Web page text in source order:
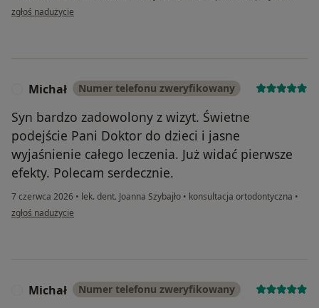
w opinii użytkownika Sara
zgłoś nadużycie
Michał Numer telefonu zweryfikowany
Syn bardzo zadowolony z wizyt. Świetne
podejście Pani Doktor do dzieci i jasne
wyjaśnienie całego leczenia. Już widać pierwsze
efekty. Polecam serdecznie.
7 czerwca 2026 • lek. dent. Joanna Szybajło • konsultacja ortodontyczna •
w opinii użytkownika Michał
zgłoś nadużycie
Michał Numer telefonu zweryfikowany